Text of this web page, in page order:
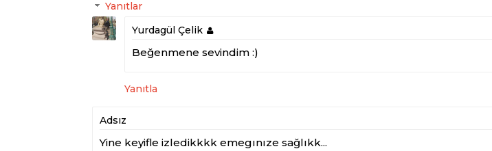
Yanıtlar
Yurdagül Çelik
Beğenmene sevindim :)
Yanıtla
Adsız
Yine keyifle izledikkkk emegınıze sağlıkk...